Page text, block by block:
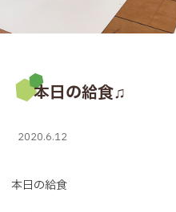
本日の給食♫
2020.6.12
本日の給食